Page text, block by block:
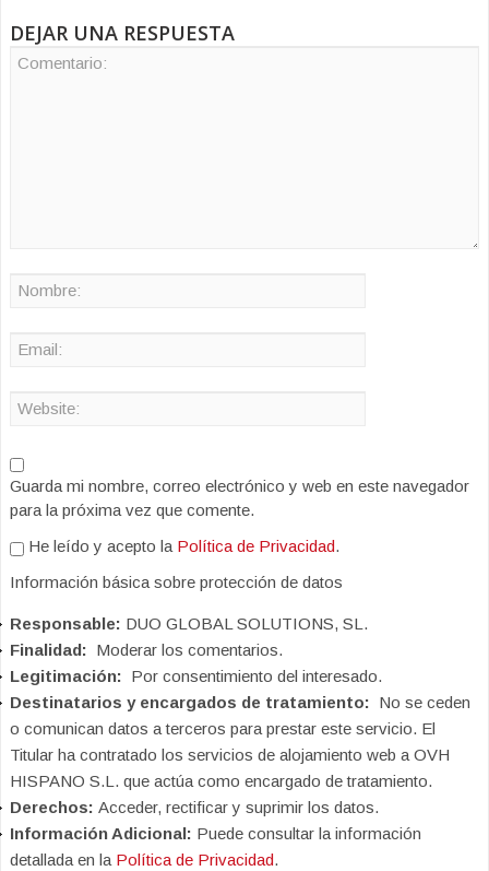
DEJAR UNA RESPUESTA
Guarda mi nombre, correo electrónico y web en este navegador
para la próxima vez que comente.
He leído y acepto la Política de Privacidad.
Información básica sobre protección de datos
Responsable: DUO GLOBAL SOLUTIONS, SL.
Finalidad: Moderar los comentarios.
Legitimación: Por consentimiento del interesado.
Destinatarios y encargados de tratamiento: No se ceden
o comunican datos a terceros para prestar este servicio. El
Titular ha contratado los servicios de alojamiento web a OVH
HISPANO S.L. que actúa como encargado de tratamiento.
Derechos: Acceder, rectificar y suprimir los datos.
Información Adicional: Puede consultar la información
detallada en la Política de Privacidad.